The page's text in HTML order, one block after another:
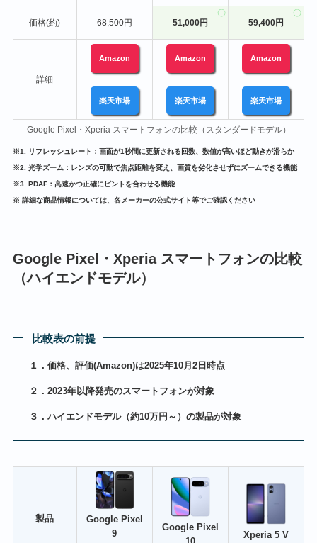
価格(約) 68,500円 51,000円 59,400円
詳細
Amazon
楽天市場
Amazon
楽天市場
Amazon
楽天市場
Google Pixel・Xperia スマートフォンの比較（スタンダードモデル）
※1. リフレッシュレート：画面が1秒間に更新される回数、数値が高いほど動きが滑らか
※2. 光学ズーム：レンズの可動で焦点距離を変え、画質を劣化させずにズームできる機能
※3. PDAF：高速かつ正確にピントを合わせる機能
※ 詳細な商品情報については、各メーカーの公式サイト等でご確認ください
Google Pixel・Xperia スマートフォンの比較
（ハイエンドモデル）
比較表の前提
１．価格、評価(Amazon)は2025年10月2日時点
２．2023年以降発売のスマートフォンが対象
３．ハイエンドモデル（約10万円～）の製品が対象
製品
Google Pixel
9
Google Pixel
Xperia 5 V